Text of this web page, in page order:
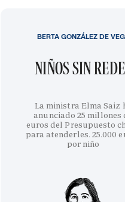
NIÑOS SIN
La ministra Elma Saiz
anunciado 25 millones
euros del Presupuesto
para atenderles. 25.000
por niño
BERTA GONZÁLEZ DE